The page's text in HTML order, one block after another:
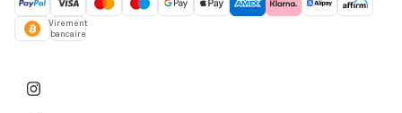
Virement
bancaire